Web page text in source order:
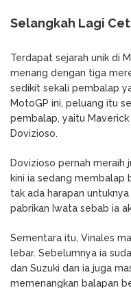
Selangkah Lagi
Terdapat sejarah unik di
menang dengan tiga
sedikit sekali pembalap
MotoGP ini, peluang itu
pembalap, yaitu
Dovizioso.
Dovizioso pernah meraih
kini ia sedang membalap
tak ada harapan
pabrikan Iwata sebab ia
Sementara itu, Vinales
lebar. Sebelumnya ia
dan Suzuki dan ia juga
memenangkan balapan